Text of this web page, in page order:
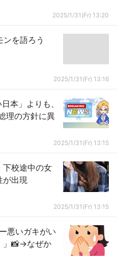
2025/1/31(Fr) 13:20
を語ろう
2025/1/31(Fr) 13:16
本」よりも、
理の方針に異
2025/1/31(Fr) 13:15
下校途中の女
が出現
2025/1/31(Fr) 13:15
悪いガキがい
」📸→なぜか